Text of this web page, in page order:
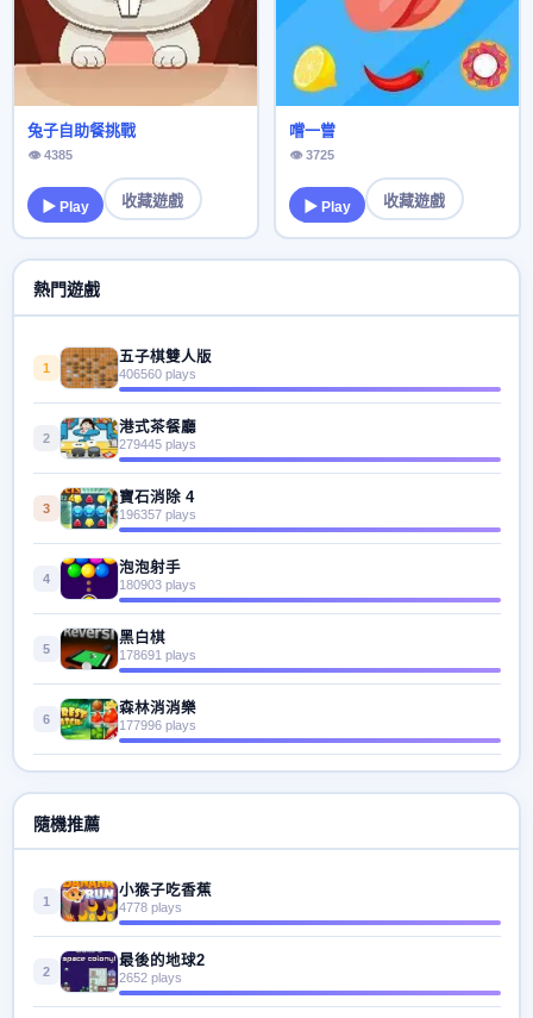
兔子自助餐挑戰
👁 4385
▶ Play 收藏遊戲
嚐一嘗
👁 3725
▶ Play 收藏遊戲
熱門遊戲
1
五子棋雙人版
406560 plays
2
港式茶餐廳
279445 plays
3
寶石消除 4
196357 plays
4
泡泡射手
180903 plays
5
黑白棋
178691 plays
6
森林消消樂
177996 plays
隨機推薦
1
小猴子吃香蕉
4778 plays
2
最後的地球2
2652 plays